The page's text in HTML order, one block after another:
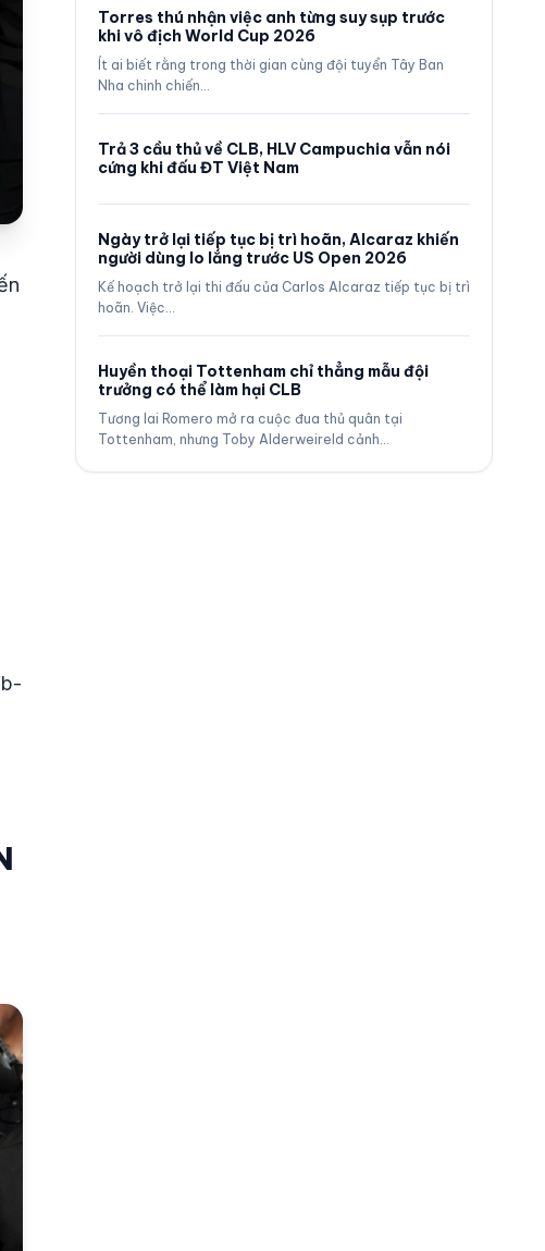
Torres thú nhận việc anh từng suy sụp trước
khi vô địch World Cup 2026
Ít ai biết rằng trong thời gian cùng đội tuyển Tây Ban
Nha chinh chiến…
Trả 3 cầu thủ về CLB, HLV Campuchia vẫn nói
cứng khi đấu ĐT Việt Nam
Ngày trở lại tiếp tục bị trì hoãn, Alcaraz khiến
người dùng lo lắng trước US Open 2026
Kế hoạch trở lại thi đấu của Carlos Alcaraz tiếp tục bị trì
hoãn. Việc…
Huyền thoại Tottenham chỉ thẳng mẫu đội
trưởng có thể làm hại CLB
Tương lai Romero mở ra cuộc đua thủ quân tại
Tottenham, nhưng Toby Alderweireld cảnh…